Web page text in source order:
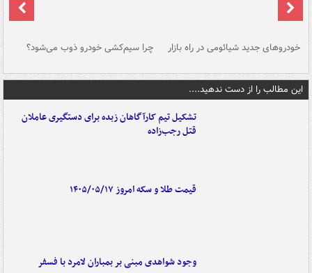
خودروهای جدید شیائومی در راه بازار چرا سیم‌کشی خودرو ذوب می‌شود؟
این مطالب را از دست ندهید....
تشکیل تیم کارآگاهان زبده برای دستگیری عاملان
قتل رجب‌زاده
قیمت طلا و سکه امروز ۱۴۰۵/۰۵/۱۷
وجود شواهدی مبنی بر بمباران لامرد با فسفر